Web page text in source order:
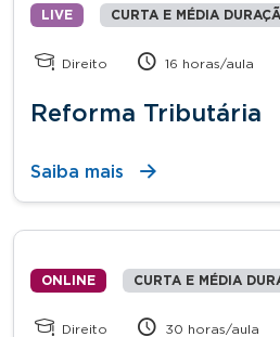
LIVE CURTA E MÉDIA
Direito 16 horas/aula
Reforma Tributária
Saiba mais
ONLINE CURTA E MÉDIA
Direito 30 horas/aula